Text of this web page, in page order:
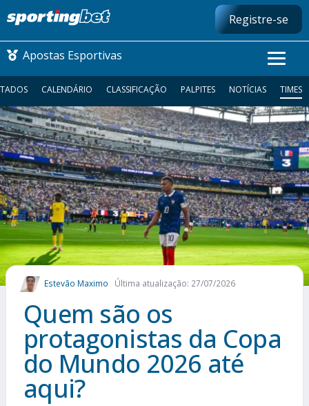
Registre-se
Apostas Esportivas
CONMEBOL LIBERTADORES
FUTEBOL NACIONAL
FUTEBOL INTERNACIONAL
COMO APOSTAR
MAIS ESPORTES
CALENDÁRIO CLASSIFICAÇÃO PALPITES NOTÍCIAS TIMES
Estevão Maximo Última atualização: 27/07/2026
Quem são os
protagonistas da Copa
do Mundo 2026 até
aqui?